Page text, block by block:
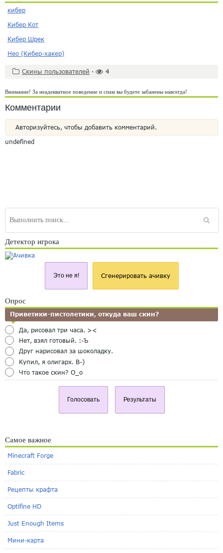
кибер
Кибер Кот
Кибер Шрек
Нео (Кибер-хакер)
Скины пользователей · 4
Внимание! За неадекватное поведение и спам вы будете забанены навсегда!
Комментарии
Авторизуйтесь, чтобы добавить комментарий.
undefined
Детектор игрока
Это не я! Сгенерировать ачивку
Опрос
Приветики-пистолетики, откуда ваш скин?
Да, рисовал три часа. ><
Нет, взял готовый. :-Ъ
Друг нарисовал за шоколадку.
Купил, я олигарх. B-)
Что такое скин? O_o
Голосовать Результаты
Самое важное
Minecraft Forge
Fabric
Рецепты крафта
Optifine HD
Just Enough Items
Мини-карта